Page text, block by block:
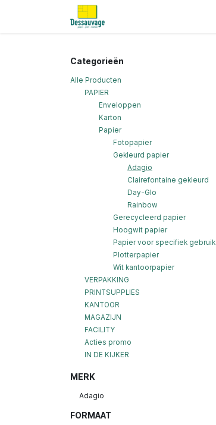
Overslaan naar inhoud
Categorieën
Alle Producten
PAPIER
Enveloppen
Karton
Papier
Fotopapier
Gekleurd papier
Adagio
Clairefontaine gekleurd
Day-Glo
Rainbow
Gerecycleerd papier
Hoogwit papier
Papier voor specifiek gebruik
Plotterpapier
Wit kantoorpapier
VERPAKKING
PRINTSUPPLIES
KANTOOR
MAGAZIJN
FACILITY
Acties promo
IN DE KIJKER
MERK
Adagio
FORMAAT